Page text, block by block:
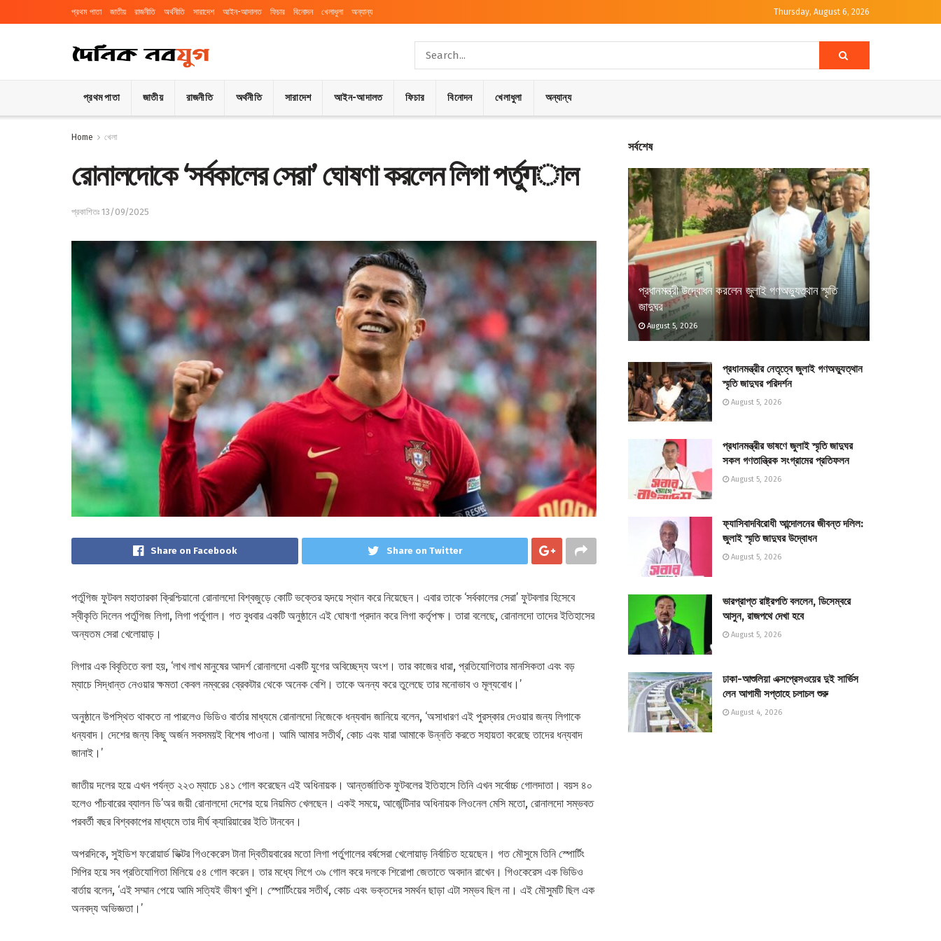
প্রথম পাতা জাতীয় রাজনীতি অর্থনীতি সারাদেশ আইন-আদালত ফিচার বিনোদন খেলাধুলা অন্যান্য Thursday, August 6, 2026
প্রথম পাতা জাতীয় রাজনীতি অর্থনীতি সারাদেশ আইন-আদালত ফিচার বিনোদন খেলাধুলা অন্যান্য
Home খেলা
রোনালদোকে ‘সর্বকালের সেরা’ ঘোষণা করলেন লিগা পর্তুगাল
প্রকাশিতঃ 13/09/2025
Share on Facebook Share on Twitter
পর্তুগিজ ফুটবল মহাতারকা ক্রিশ্চিয়ানো রোনালদো বিশ্বজুড়ে কোটি ভক্তের হৃদয়ে স্থান করে নিয়েছেন। এবার তাকে ‘সর্বকালের সেরা’ ফুটবলার হিসেবে
স্বীকৃতি দিলেন পর্তুগিজ লিগা, লিগা পর্তুগাল। গত বুধবার একটি অনুষ্ঠানে এই ঘোষণা প্রদান করে লিগা কর্তৃপক্ষ। তারা বলেছে, রোনালদো তাদের ইতিহাসের
অন্যতম সেরা খেলোয়াড়।
লিগার এক বিবৃতিতে বলা হয়, ‘লাখ লাখ মানুষের আদর্শ রোনালদো একটি যুগের অবিচ্ছেদ্য অংশ। তার কাজের ধারা, প্রতিযোগিতার মানসিকতা এবং বড়
ম্যাচে সিদ্ধান্ত নেওয়ার ক্ষমতা কেবল নম্বরের ব্রেকটার থেকে অনেক বেশি। তাকে অনন্য করে তুলেছে তার মনোভাব ও মূল্যবোধ।’
অনুষ্ঠানে উপস্থিত থাকতে না পারলেও ভিডিও বার্তার মাধ্যমে রোনালদো নিজেকে ধন্যবাদ জানিয়ে বলেন, ‘অসাধারণ এই পুরস্কার দেওয়ার জন্য লিগাকে
ধন্যবাদ। দেশের জন্য কিছু অর্জন সবসময়ই বিশেষ পাওনা। আমি আমার সতীর্থ, কোচ এবং যারা আমাকে উন্নতি করতে সহায়তা করেছে তাদের ধন্যবাদ
জানাই।’
জাতীয় দলের হয়ে এখন পর্যন্ত ২২৩ ম্যাচে ১৪১ গোল করেছেন এই অধিনায়ক। আন্তর্জাতিক ফুটবলের ইতিহাসে তিনি এখন সর্বোচ্চ গোলদাতা। বয়স ৪০
হলেও পাঁচবারের ব্যালন ডি’অর জয়ী রোনালদো দেশের হয়ে নিয়মিত খেলছেন। একই সময়ে, আর্জেন্টিনার অধিনায়ক লিওনেল মেসি মতো, রোনালদো সম্ভবত
পরবর্তী বছর বিশ্বকাপের মাধ্যমে তার দীর্ঘ ক্যারিয়ারের ইতি টানবেন।
অপরদিকে, সুইডিশ ফরোয়ার্ড ভিক্টর গিওকেরেস টানা দ্বিতীয়বারের মতো লিগা পর্তুগালের বর্ষসেরা খেলোয়াড় নির্বাচিত হয়েছেন। গত মৌসুমে তিনি স্পোর্টিং
সিপির হয়ে সব প্রতিযোগিতা মিলিয়ে ৫৪ গোল করেন। তার মধ্যে লিগে ৩৯ গোল করে দলকে শিরোপা জেতাতে অবদান রাখেন। গিওকেরেস এক ভিডিও
বার্তায় বলেন, ‘এই সম্মান পেয়ে আমি সত্যিই ভীষণ খুশি। স্পোর্টিংয়ের সতীর্থ, কোচ এবং ভক্তদের সমর্থন ছাড়া এটা সম্ভব ছিল না। এই মৌসুমটি ছিল এক
অনবদ্য অভিজ্ঞতা।’
সর্বশেষ
প্রধানমন্ত্রী উদ্বোধন করলেন জুলাই গণঅভ্যুত্থান স্মৃতি
জাদুঘর
August 5, 2026
প্রধানমন্ত্রীর নেতৃত্বে জুলাই গণঅভ্যুত্থান
স্মৃতি জাদুঘর পরিদর্শন
August 5, 2026
প্রধানমন্ত্রীর ভাষণে জুলাই স্মৃতি জাদুঘর
সকল গণতান্ত্রিক সংগ্রামের প্রতিফলন
August 5, 2026
ফ্যাসিবাদবিরোধী আন্দোলনের জীবন্ত দলিল:
জুলাই স্মৃতি জাদুঘর উদ্বোধন
August 5, 2026
ভারপ্রাপ্ত রাষ্ট্রপতি বললেন, ডিসেম্বরে
আসুন, রাজপথে দেখা হবে
August 5, 2026
ঢাকা-আশুলিয়া এক্সপ্রেসওয়ের দুই সার্ভিস
লেন আগামী সপ্তাহে চলাচল শুরু
August 4, 2026